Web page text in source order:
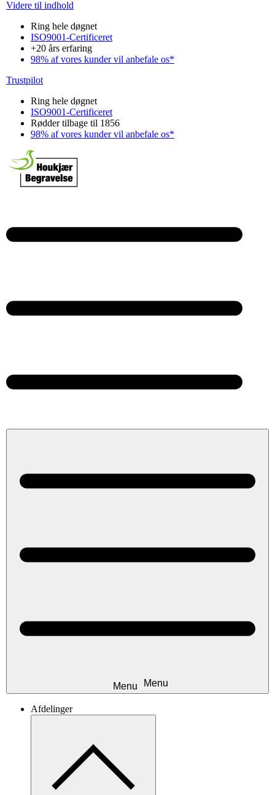
Videre til indhold
Ring hele døgnet
ISO9001-Certificeret
+20 års erfaring
98% af vores kunder vil anbefale os*
Trustpilot
Ring hele døgnet
ISO9001-Certificeret
Rødder tilbage til 1856
98% af vores kunder vil anbefale os*
Afdelinger